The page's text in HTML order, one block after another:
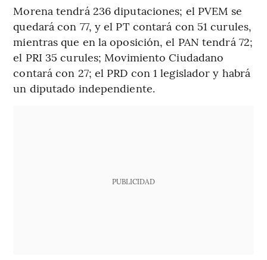
Morena tendrá 236 diputaciones; el PVEM se
quedará con 77, y el PT contará con 51 curules,
mientras que en la oposición, el PAN tendrá 72;
el PRI 35 curules; Movimiento Ciudadano
contará con 27; el PRD con 1 legislador y habrá
un diputado independiente.
PUBLICIDAD